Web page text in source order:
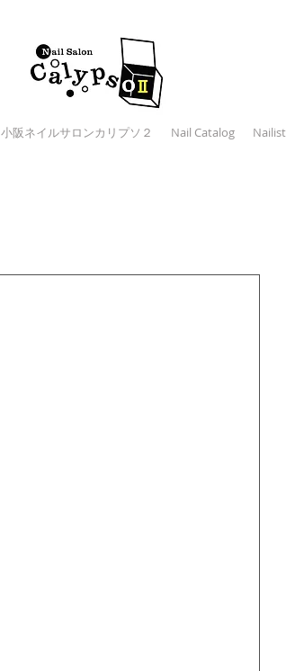
小阪ネイルサロンカリプソ２ Nail Catalog Nailist